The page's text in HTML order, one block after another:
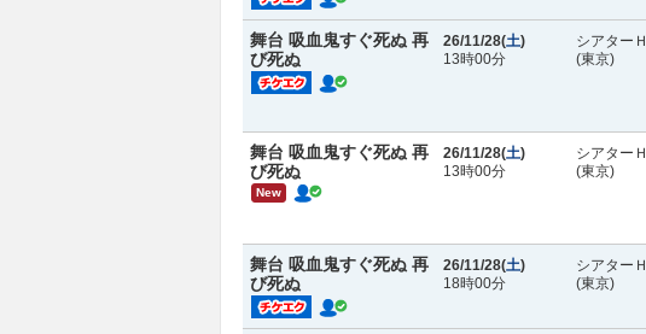
舞台 吸血鬼すぐ死ぬ 再
び死ぬ
26/11/28(土)
13時00分
シアターＨ
(東京)
舞台 吸血鬼すぐ死ぬ 再
び死ぬ
New
26/11/28(土)
13時00分
シアターＨ
(東京)
舞台 吸血鬼すぐ死ぬ 再
び死ぬ
26/11/28(土)
18時00分
シアターＨ
(東京)